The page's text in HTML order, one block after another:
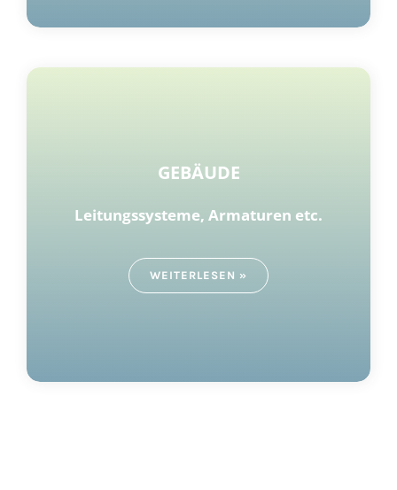
GEBÄUDE
Leitungssysteme, Armaturen etc.
WEITERLESEN »